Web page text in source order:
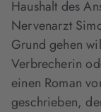
Haushalt des
Nervenarzt
Grund gehen
Verbrecherin
einen Roman
geschrieben,